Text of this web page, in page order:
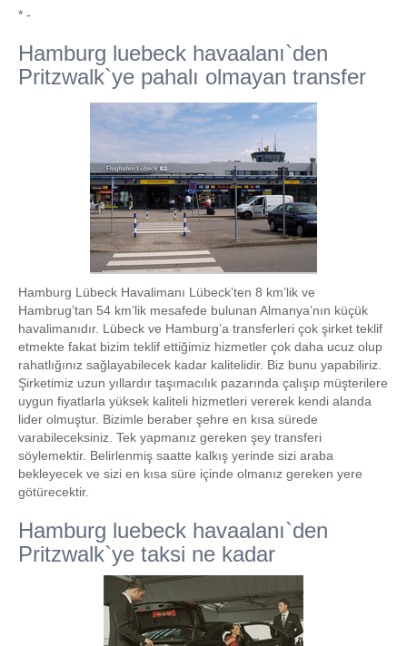
* -
Hamburg luebeck havaalanı`den
Pritzwalk`ye pahalı olmayan transfer
Hamburg Lübeck Havalimanı Lübeck’ten 8 km’lik ve
Hambrug’tan 54 km’lik mesafede bulunan Almanya’nın küçük
havalimanıdır. Lübeck ve Hamburg’a transferleri çok şirket teklif
etmekte fakat bizim teklif ettiğimiz hizmetler çok daha ucuz olup
rahatlığınız sağlayabilecek kadar kalitelidir. Biz bunu yapabiliriz.
Şirketimiz uzun yıllardır taşımacılık pazarında çalışıp müşterilere
uygun fiyatlarla yüksek kaliteli hizmetleri vererek kendi alanda
lider olmuştur. Bizimle beraber şehre en kısa sürede
varabileceksiniz. Tek yapmanız gereken şey transferi
söylemektir. Belirlenmiş saatte kalkış yerinde sizi araba
bekleyecek ve sizi en kısa süre içinde olmanız gereken yere
götürecektir.
Hamburg luebeck havaalanı`den
Pritzwalk`ye taksi ne kadar